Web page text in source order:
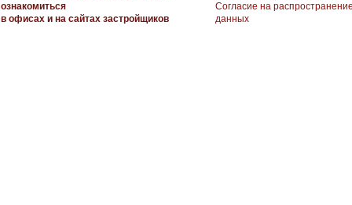
ознакомиться
в офисах и на сайтах застройщиков
Согласие на
данных